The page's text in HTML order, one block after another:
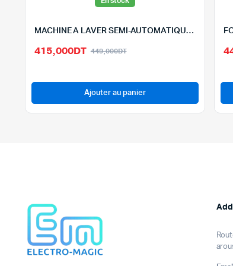
MACHINE A LAVER SEMI-AUTOMATIQUE ORIENT 11.2KG – XPB1*11-2
449,000DTLe
initial
était :
449,000DT.
415,000DT
Le
actuel
est :
415,000DT.
Ajouter au panier